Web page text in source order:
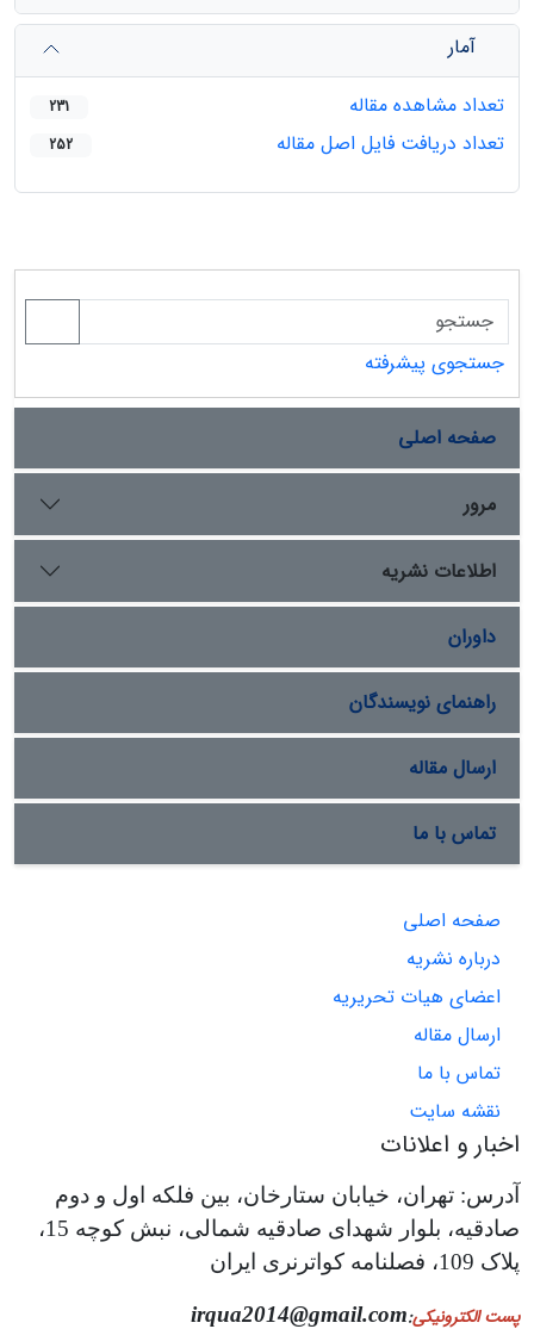
آمار
تعداد مشاهده مقاله
231
تعداد دریافت فایل اصل مقاله 252
جستجوی پیشرفته
صفحه اصلی
مرور
اطلاعات نشریه
داوران
راهنمای نویسندگان
ارسال مقاله
تماس با ما
صفحه اصلی
درباره نشریه
اعضای هیات تحریریه
ارسال مقاله
تماس با ما
نقشه سایت
اخبار و اعلانات
آدرس: تهران، خیابان ستارخان، بین فلکه اول و دوم
صادقیه، بلوار شهدای صادقیه شمالی، نبش کوچه 15،
پلاک 109، فصلنامه کواترنری ایران
پست الکترونیکی:
irqua2014@gmail.com